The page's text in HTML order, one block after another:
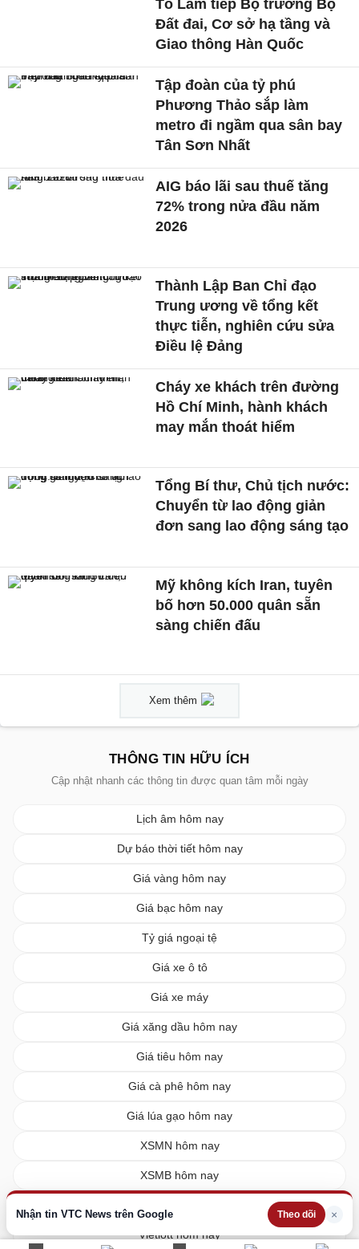
Nhận tin VTC News trên Google Theo dõi ×
Tô Lâm tiếp Bộ trưởng Bộ
Đất đai, Cơ sở hạ tầng và
Giao thông Hàn Quốc
Tập đoàn của tỷ phú
Phương Thảo sắp làm
metro đi ngầm qua sân bay
Tân Sơn Nhất
AIG báo lãi sau thuế tăng
72% trong nửa đầu năm
2026
Thành Lập Ban Chỉ đạo
Trung ương về tổng kết
thực tiễn, nghiên cứu sửa
Điều lệ Đảng
Cháy xe khách trên đường
Hồ Chí Minh, hành khách
may mắn thoát hiểm
Tổng Bí thư, Chủ tịch nước:
Chuyển từ lao động giản
đơn sang lao động sáng tạo
Mỹ không kích Iran, tuyên
bố hơn 50.000 quân sẵn
sàng chiến đấu
Xem thêm
THÔNG TIN HỮU ÍCH
Cập nhật nhanh các thông tin được quan tâm mỗi ngày
Lịch âm hôm nay
Dự báo thời tiết hôm nay
Giá vàng hôm nay
Giá bạc hôm nay
Tỷ giá ngoại tệ
Giá xe ô tô
Giá xe máy
Giá xăng dầu hôm nay
Giá tiêu hôm nay
Giá cà phê hôm nay
Giá lúa gạo hôm nay
XSMN hôm nay
XSMB hôm nay
Vietlott hôm nay